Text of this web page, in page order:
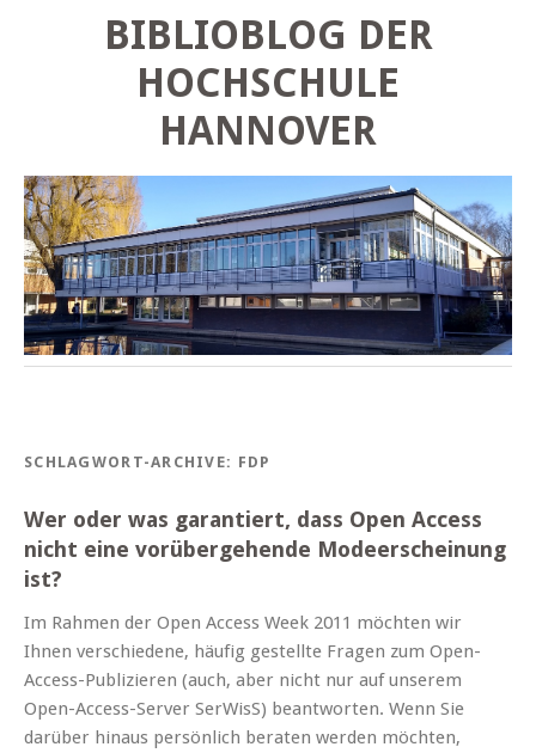
BIBLIOBLOG DER
HOCHSCHULE
HANNOVER
SCHLAGWORT-ARCHIVE: FDP
Wer oder was garantiert, dass Open Access
nicht eine vorübergehende Modeerscheinung
ist?
Im Rahmen der Open Access Week 2011 möchten wir
Ihnen verschiedene, häufig gestellte Fragen zum Open-
Access-Publizieren (auch, aber nicht nur auf unserem
Open-Access-Server SerWisS) beantworten. Wenn Sie
darüber hinaus persönlich beraten werden möchten,